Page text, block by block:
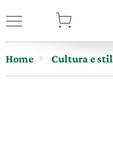
Home Cultura e